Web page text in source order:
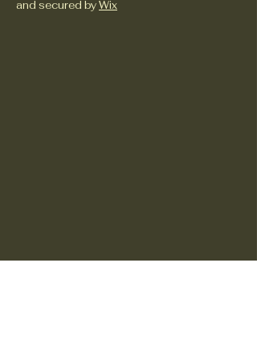
and secured byWix